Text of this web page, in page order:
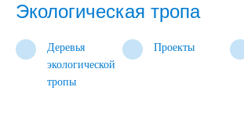
Экологическая тропа
Деревья
экологической
тропы
Проекты